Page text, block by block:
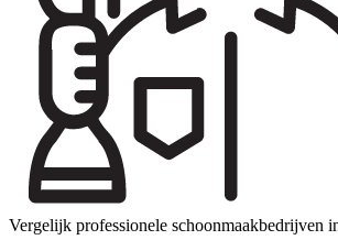
Vergelijk professionele schoonmaakbedrijven